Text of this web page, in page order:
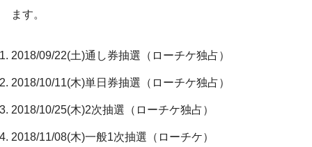
ます。
2018/09/22(土)通し券抽選（ローチケ独占）
2018/10/11(木)単日券抽選（ローチケ独占）
2018/10/25(木)2次抽選（ローチケ独占）
2018/11/08(木)一般1次抽選（ローチケ）